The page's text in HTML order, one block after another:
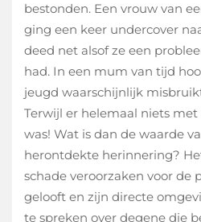
bestonden. Een vrouw van
ging een keer undercover
deed net alsof ze een
had. In een mum van tijd
jeugd waarschijnlijk
Terwijl er helemaal niets
was! Wat is dan de waarde
herontdekte herinnering?
schade veroorzaken voor de
gelooft en zijn directe
te spreken over degene die